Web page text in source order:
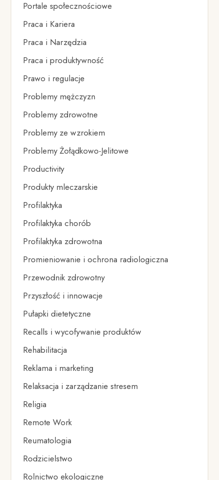
Portale społecznościowe
Praca i Kariera
Praca i Narzędzia
Praca i produktywność
Prawo i regulacje
Problemy mężczyzn
Problemy zdrowotne
Problemy ze wzrokiem
Problemy Żołądkowo-Jelitowe
Productivity
Produkty mleczarskie
Profilaktyka
Profilaktyka chorób
Profilaktyka zdrowotna
Promieniowanie i ochrona radiologiczna
Przewodnik zdrowotny
Przyszłość i innowacje
Pułapki dietetyczne
Recalls i wycofywanie produktów
Rehabilitacja
Reklama i marketing
Relaksacja i zarządzanie stresem
Religia
Remote Work
Reumatologia
Rodzicielstwo
Rolnictwo ekologiczne